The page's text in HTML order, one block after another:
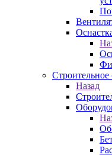
Строительное
Назад